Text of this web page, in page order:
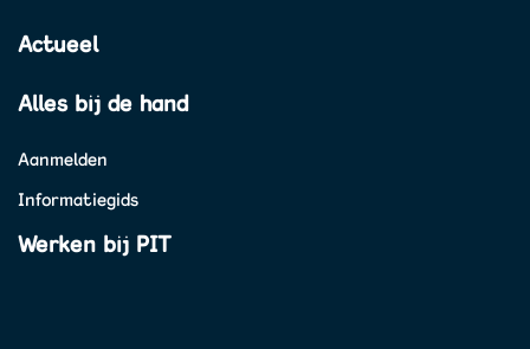
Actueel
Alles bij de hand
Aanmelden
Informatiegids
Werken bij PIT